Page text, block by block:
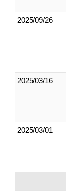
2025/09/26
2025/03/16
2025/03/01